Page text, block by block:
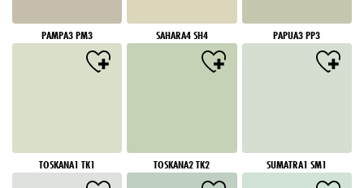
PAMPA3 PM3 SAHARA4 SH4 PAPUA3 PP3
TOSKANA1 TK1 TOSKANA2 TK2 SUMATRA1 SM1